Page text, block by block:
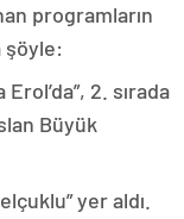
programların
şöyle:
2. sırada
Büyük
yer aldı.